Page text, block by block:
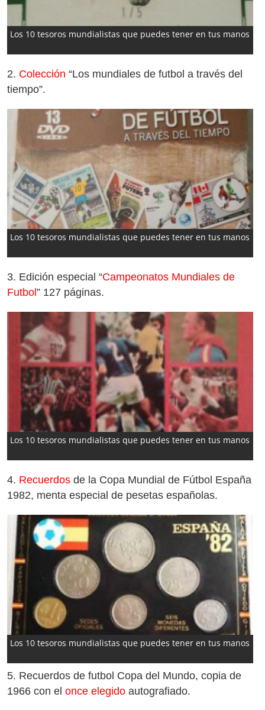
Los 10 tesoros mundialistas que puedes tener en tus manos
2. Colección “Los mundiales de futbol a través del
tiempo”.
Los 10 tesoros mundialistas que puedes tener en tus manos
3. Edición especial “Campeonatos Mundiales de
Futbol ” 127 páginas.
Los 10 tesoros mundialistas que puedes tener en tus manos
4. Recuerdos de la Copa Mundial de Fútbol España
1982, menta especial de pesetas españolas.
Los 10 tesoros mundialistas que puedes tener en tus manos
5. Recuerdos de futbol Copa del Mundo, copia de
1966 con el once elegido autografiado.